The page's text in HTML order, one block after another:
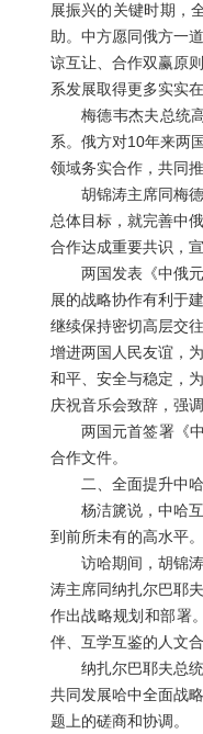
展振兴的关键时期，
助。中方愿同俄方一
谅互让、合作双赢原
系发展取得更多实实
梅德韦杰夫总统高
系。俄方对10年来两
领域务实合作，共同
胡锦涛主席同梅德
总体目标，就完善中
合作达成重要共识，
两国发表《中俄元
展的战略协作有利于
继续保持密切高层交
增进两国人民友谊，
和平、安全与稳定，
庆祝音乐会致辞，强
两国元首签署《中
合作文件。
二、全面提升中哈
杨洁篪说，中哈互
到前所未有的高水平。
访哈期间，胡锦涛
涛主席同纳扎尔巴耶
作出战略规划和部署
伴、互学互鉴的人文
纳扎尔巴耶夫总统
共同发展哈中全面战
题上的磋商和协调。